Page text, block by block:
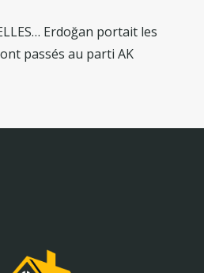
Erdoğan portait les
passés au parti AK